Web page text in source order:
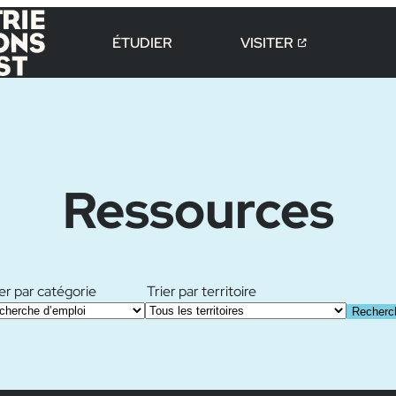
ÉTUDIER VISITER
Ressources
par catégorie Trier par territoire